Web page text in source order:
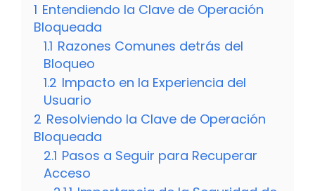
1 Entendiendo la Clave de Operación
Bloqueada
1.1 Razones Comunes detrás del
Bloqueo
1.2 Impacto en la Experiencia del
Usuario
2 Resolviendo la Clave de Operación
Bloqueada
2.1 Pasos a Seguir para Recuperar
Acceso